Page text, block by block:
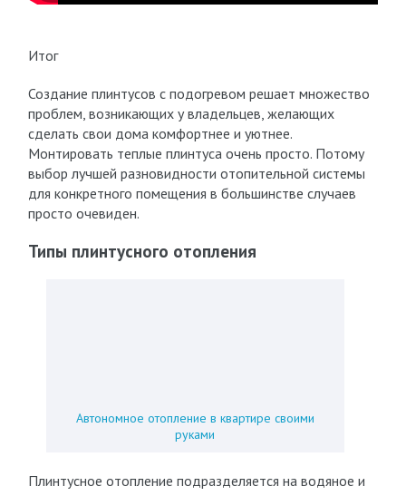
Итог
Создание плинтусов с подогревом решает множество
проблем, возникающих у владельцев, желающих
сделать свои дома комфортнее и уютнее.
Монтировать теплые плинтуса очень просто. Потому
выбор лучшей разновидности отопительной системы
для конкретного помещения в большинстве случаев
просто очевиден.
Типы плинтусного отопления
Автономное отопление в квартире своими
руками
Плинтусное отопление подразделяется на водяное и